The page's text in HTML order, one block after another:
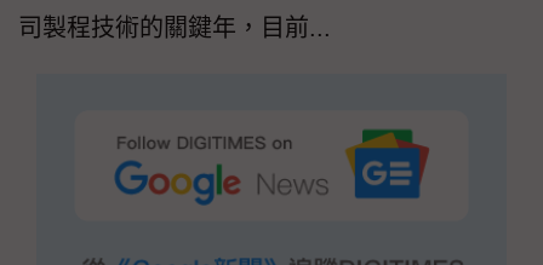
司製程技術的關鍵年，目前...